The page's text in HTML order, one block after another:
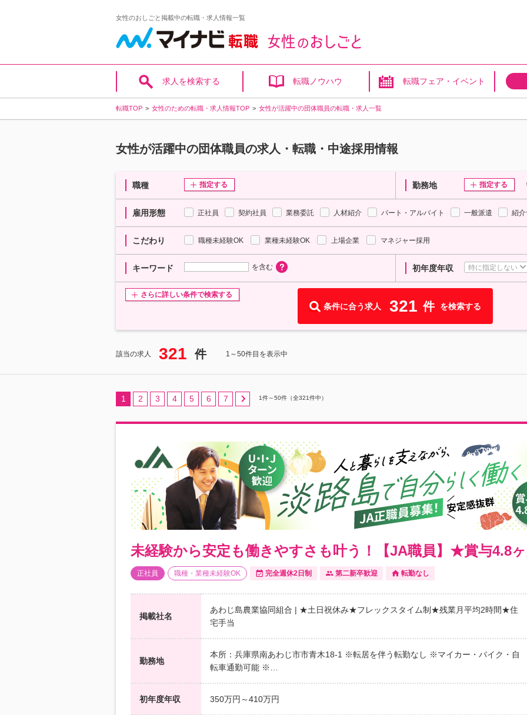
女性のおしごと掲載中の転職・求人情報一覧
求人を検索する 転職ノウハウ 転職フェア・イベント
転職TOP 女性のための転職・求人情報TOP 女性が活躍中の団体職員の転職・求人一覧
女性が活躍中の団体職員の求人・転職・中途採用情報
職種 指定する 勤務地 指定する
雇用形態 正社員 契約社員 業務委託 人材紹介 パート・アルバイト 一般派遣 紹
こだわり 職種未経験OK 業種未経験OK 上場企業 マネジャー採用
キーワード を含む 初年度年収 特に指定しない
さらに詳しい条件で検索する
条件に合う求人 321 件 を検索する
該当の求人 321 件 1～50件目を表示中
1 2 3 4 5 6 7 1件～50件（全321件中）
未経験から安定も働きやすさも叶う！【JA職員】★賞与4.8
正社員 職種・業種未経験OK 完全週休2日制 第二新卒歓迎 転勤なし
掲載社名
あわじ島農業協同組合 | ★土日祝休み★フレックスタイム制★残業月平均2時間★住
宅手当
勤務地
本所：兵庫県南あわじ市市青木18-1 ※転居を伴う転勤なし ※マイカー・バイク・自
転車通勤可能 ※…
初年度年収 350万円～410万円